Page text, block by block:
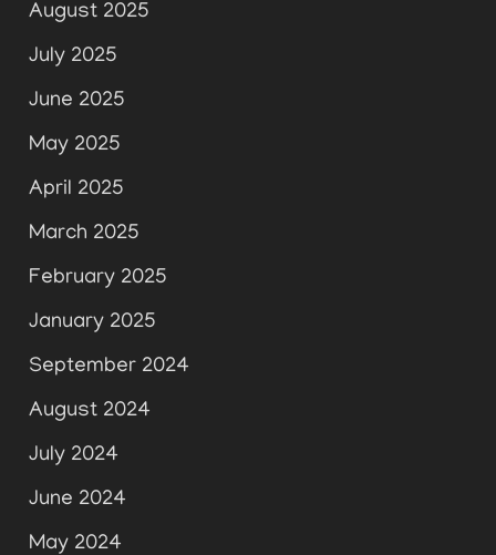
August 2025
July 2025
June 2025
May 2025
April 2025
March 2025
February 2025
January 2025
September 2024
August 2024
July 2024
June 2024
May 2024